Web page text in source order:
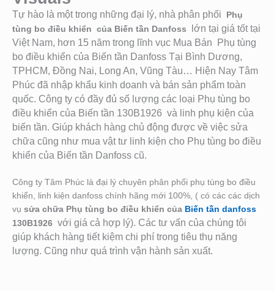
Tự hào là một trong những đại lý, nhà phân phối Phụ
tùng bo điều khiển của Biến tần Danfoss
lớn tại giá tốt tại
Việt Nam, hơn 15 năm trong lĩnh vục Mua Bán Phụ tùng
bo điều khiển của Biến tần Danfoss Tại Bình Dương,
TPHCM, Đồng Nai, Long An, Vũng Tàu… Hiện Nay Tâm
Phúc đã nhập khẩu kinh doanh và bán sản phẩm toàn
quốc. Công ty có đầy đủ số lượng các loại Phụ tùng bo
điều khiển của Biến tần 130B1926 và linh phụ kiện của
biến tần. Giúp khách hàng chủ động được về việc sửa
chữa cũng như mua vật tư linh kiện cho Phụ tùng bo điều
khiển của Biến tần Danfoss cũ.
Công ty Tâm Phúc là đại lý chuyên phân phối phụ tùng bo điều
khiển, linh kiện danfoss chính hãng mới 100%, ( có các các dịch
vụ sửa chữa Phụ tùng bo điều khiển của Biến tần danfoss
130B1926 với giá cả hợp lý). Các tư vấn của chúng tôi
giúp khách hàng tiết kiệm chi phí trong tiêu thụ năng
lượng. Cũng như quá trình vận hành sản xuất.